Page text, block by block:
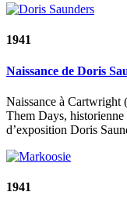
1941
Naissance de Doris
Naissance à Cartwright
Them Days, historienne
d’exposition Doris
1941